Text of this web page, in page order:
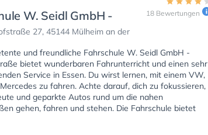
W. Seidl GmbH -
27, 45144 Mülheim an der
18 Bewertungen
und freundliche Fahrschule W. Seidl GmbH -
bietet wunderbaren Fahrunterricht und einen sehr
Service in Essen. Du wirst lernen, mit einem VW,
zu fahren. Achte darauf, dich zu fokussieren,
und geparkte Autos rund um die nahen
gehen, fahren und stehen. Die Fahrschule bietet
Bedingungen um deine Klasse A1, Klasse B,